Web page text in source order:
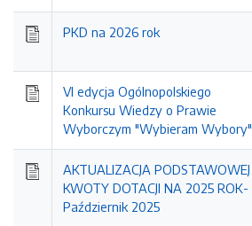
PKD na 2026 rok
VI edycja Ogólnopolskiego
Konkursu Wiedzy o Prawie
Wyborczym "Wybieram Wybory"
AKTUALIZACJA PODSTAWOWEJ
KWOTY DOTACJI NA 2025 ROK-
Październik 2025